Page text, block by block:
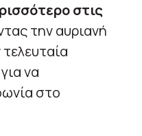
στις
την αυριανή
να
στο